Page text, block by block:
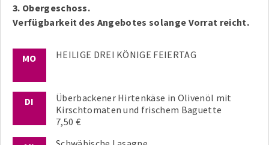
3. Obergeschoss.
Verfügbarkeit des Angebotes solange Vorrat reicht.
MO HEILIGE DREI KÖNIGE FEIERTAG
DI
Überbackener Hirtenkäse in Olivenöl mit
Kirschtomaten und frischem Baguette
7,50 €